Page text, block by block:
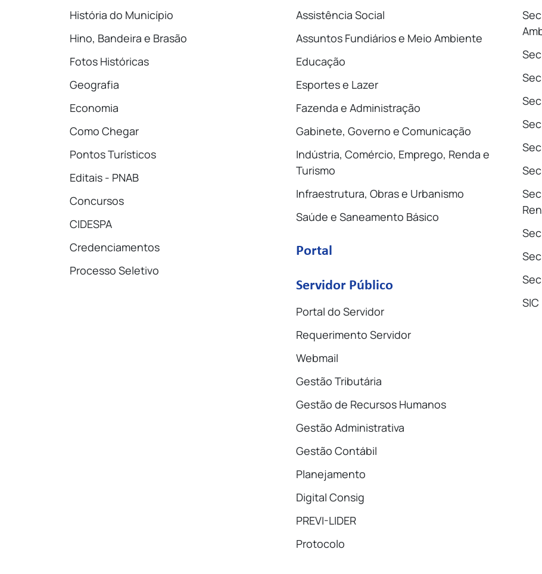
História do Município
Hino, Bandeira e Brasão
Fotos Históricas
Geografia
Economia
Como Chegar
Pontos Turísticos
Editais - PNAB
Concursos
CIDESPA
Credenciamentos
Processo Seletivo
Assistência Social
Assuntos Fundiários e Meio Ambiente
Educação
Esportes e Lazer
Fazenda e Administração
Gabinete, Governo e Comunicação
Indústria, Comércio, Emprego, Renda e
Turismo
Infraestrutura, Obras e Urbanismo
Saúde e Saneamento Básico
Portal
Servidor Público
Portal do Servidor
Requerimento Servidor
Webmail
Gestão Tributária
Gestão de Recursos Humanos
Gestão Administrativa
Gestão Contábil
Planejamento
Digital Consig
PREVI-LIDER
Protocolo
SIC